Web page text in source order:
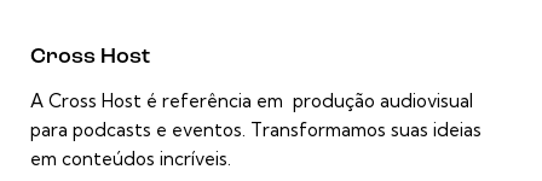
Cross Host
A Cross Host é referência em produção audiovisual
para podcasts e eventos. Transformamos suas ideias
em conteúdos incríveis.